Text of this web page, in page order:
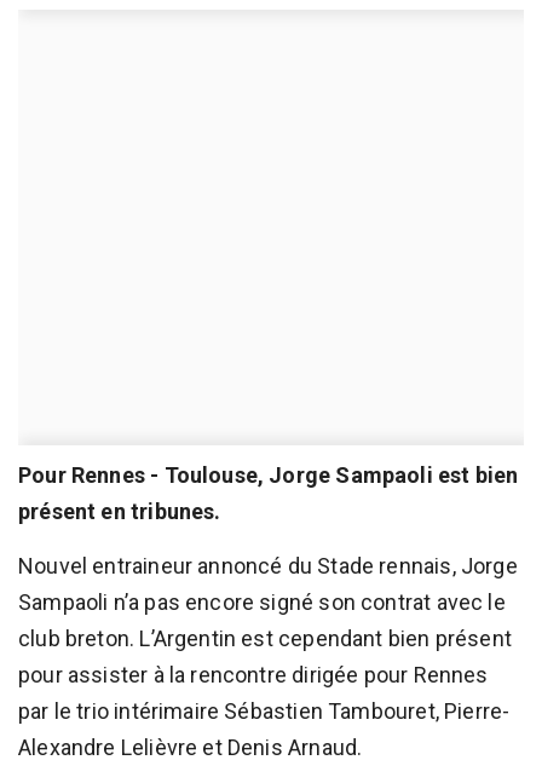
Pour Rennes - Toulouse, Jorge Sampaoli est bien
présent en tribunes.
Nouvel entraineur annoncé du Stade rennais, Jorge
Sampaoli n’a pas encore signé son contrat avec le
club breton. L’Argentin est cependant bien présent
pour assister à la rencontre dirigée pour Rennes
par le trio intérimaire Sébastien Tambouret, Pierre-
Alexandre Lelièvre et Denis Arnaud.